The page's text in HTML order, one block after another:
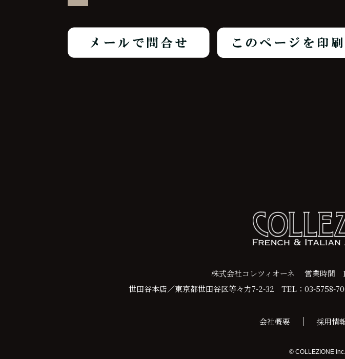
株式会社コレツィオーネ 営業時間
世田谷本店／東京都世田谷区等々力7-2-32
TEL：03-5758-
会社概要 採用情
© COLLEZIONE